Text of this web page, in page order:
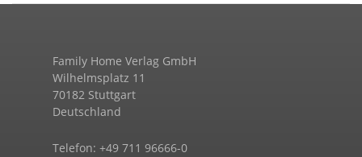
Family Home Verlag GmbH
Wilhelmsplatz 11
70182 Stuttgart
Deutschland
Telefon: +49 711 96666-0